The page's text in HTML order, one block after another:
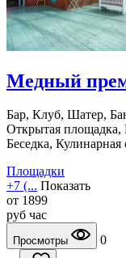
Медный
Бар, Клуб, Шатер,
Открытая площадка,
Беседка,
Площадки
+7 (... Показать
от 1899
руб час
Просмотры
0